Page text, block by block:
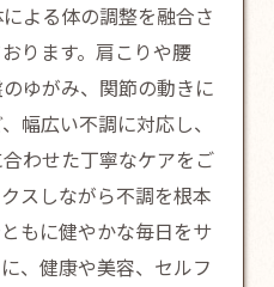
による体の調整を融合さ
ります。肩こりや腰
ゆがみ、関節の動きに
幅広い不調に対応し、
わせた丁寧なケアをご
スしながら不調を根本
もに健やかな毎日をサ
、健康や美容、セルフ